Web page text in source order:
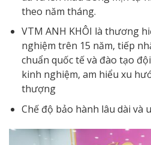
theo năm tháng.
VTM ANH KHÔI là thương
nghiệm trên 15 năm, tiếp
chuẩn quốc tế và đào tạo
kinh nghiệm, am hiểu xu
thượng
Chế độ bảo hành lâu dài và